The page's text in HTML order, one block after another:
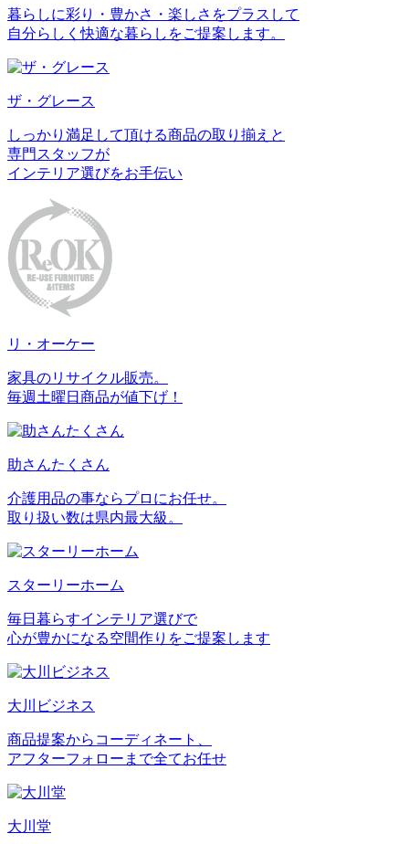
暮らしに彩り・豊かさ・楽しさをプラスして
自分らしく快適な暮らしをご提案します。
ザ・グレース
しっかり満足して頂ける商品の取り揃えと
専門スタッフが
インテリア選びをお手伝い
リ・オーケー
家具のリサイクル販売。
毎週土曜日商品が値下げ！
助さんたくさん
介護用品の事ならプロにお任せ。
取り扱い数は県内最大級。
スターリーホーム
毎日暮らすインテリア選びで
心が豊かになる空間作りをご提案します
大川ビジネス
商品提案からコーディネート、
アフターフォローまで全てお任せ
大川堂